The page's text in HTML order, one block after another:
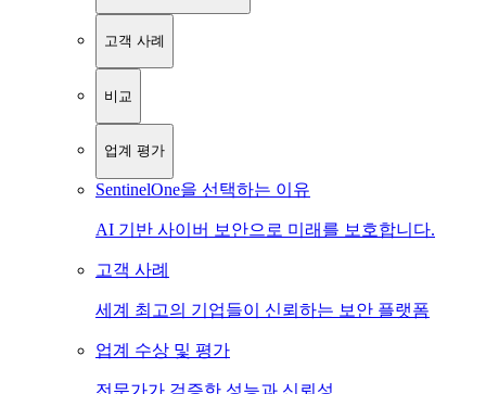
고객 사례
비교
업계 평가
SentinelOne을 선택하는 이유
AI 기반 사이버 보안으로 미래를 보호합니다.
고객 사례
세계 최고의 기업들이 신뢰하는 보안 플랫폼
업계 수상 및 평가
전문가가 검증한 성능과 신뢰성